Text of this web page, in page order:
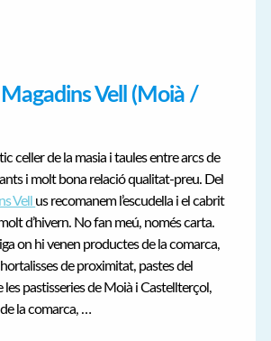
Vell (Moià /
celler de la masia i taules entre arcs de
i molt bona relació qualitat-preu. Del
Vell us recomanem l’escudella i el cabrit
d’hivern. No fan meú, només carta.
on hi venen productes de la comarca,
de proximitat, pastes del
les pastisseries de Moià i Castellterçol,
la comarca, …